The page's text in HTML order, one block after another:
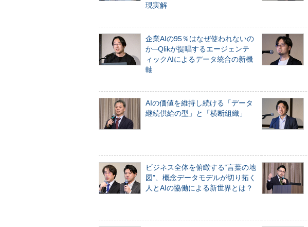
現実解
企業AIの95％はなぜ使われないの
か─Qlikが提唱するエージェンテ
ィックAIによるデータ統合の新機
軸
AIの価値を維持し続ける「データ
継続供給の型」と「横断組織」
ビジネス全体を俯瞰する“言葉の地
図”、概念データモデルが切り拓く
人とAIの協働による新世界とは？